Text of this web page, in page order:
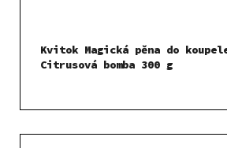
Kvitok Magická pěna do
Citrusová bomba 300 g